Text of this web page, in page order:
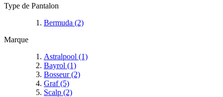
Type de Pantalon
Bermuda (2)
Marque
Astralpool (1)
Bayrol (1)
Bosseur(2)
Graf(5)
Scalp (2)